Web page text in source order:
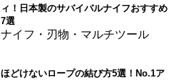
ィ！日本製のサバイバルナイフおすすめ
7選
ナイフ・刃物・マルチツール
ほどけないロープの結び方5選！No.1ア